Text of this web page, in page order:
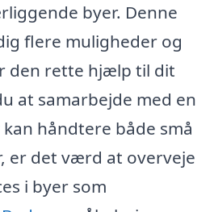
byer. Denne
flere muligheder og
den rette hjælp til dit
at samarbejde med en
håndtere både små
er det værd at overveje
i byer som